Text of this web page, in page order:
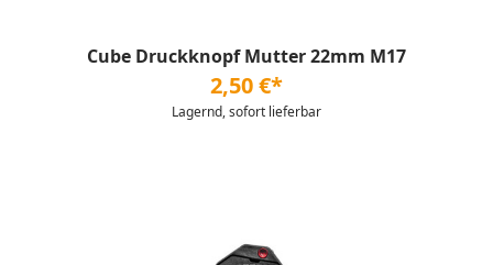
Cube Druckknopf Mutter 22mm M17
2,50 €*
Lagernd, sofort lieferbar